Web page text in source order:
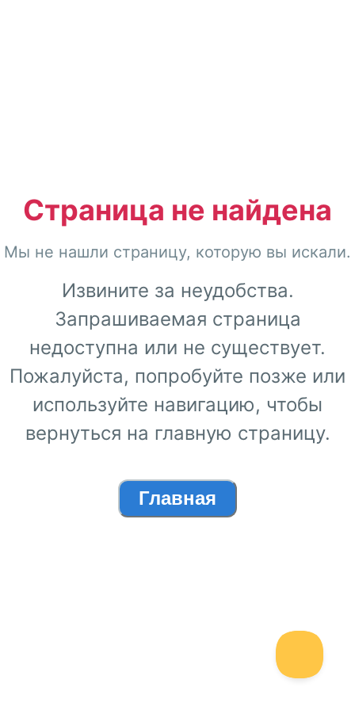
Страница не найдена
Мы не нашли страницу, которую вы искали.
Извините за неудобства.
Запрашиваемая страница
недоступна или не существует.
Пожалуйста, попробуйте позже или
используйте навигацию, чтобы
вернуться на главную страницу.
Главная